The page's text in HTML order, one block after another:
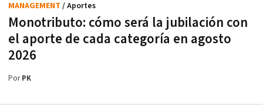
Monotributo: cómo será la jubilación con
el aporte de cada categoría en agosto
2026
MANAGEMENT / Aportes
PorPK